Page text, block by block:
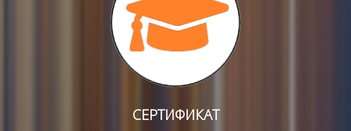
СЕРТИФИКАТ